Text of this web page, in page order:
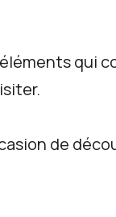
qui
de